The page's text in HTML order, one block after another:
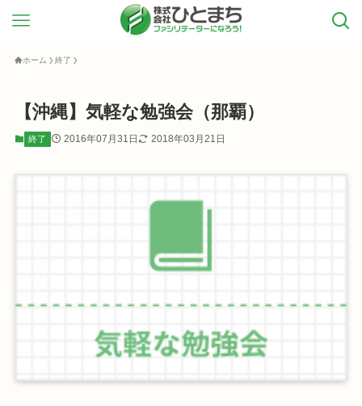
ホーム 終了
【沖縄】気軽な勉強会（那覇）
終了 2016年07月31日 2018年03月21日